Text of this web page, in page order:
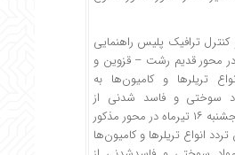
ترافیک پلیس راهنمایی
در محور قدیم رشت – قزوین و
تریلرها و کامیون‌ها به
سوختی و فاسد شدنی از
ساعت ۱۲ تا ۲۴ روز پنجشنبه ۱۶ تیرماه در محور مذکور
انواع تریلرها و کامیون‌ها